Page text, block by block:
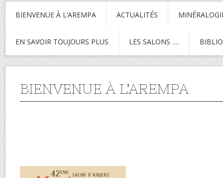
BIENVENUE À L’AREMPA ACTUALITÉS
EN SAVOIR TOUJOURS PLUS LES SALONS ….
BIENVENUE À L’AREMPA